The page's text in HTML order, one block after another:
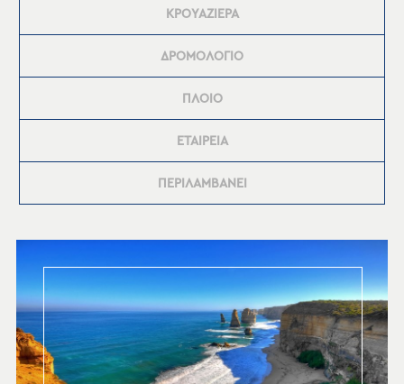
ΚΡΟΥΑΖΙΕΡΑ
ΔΡΟΜΟΛΟΓΙΟ
ΠΛΟΙΟ
ΕΤΑΙΡΕΙΑ
ΠΕΡΙΛΑΜΒΑΝΕΙ